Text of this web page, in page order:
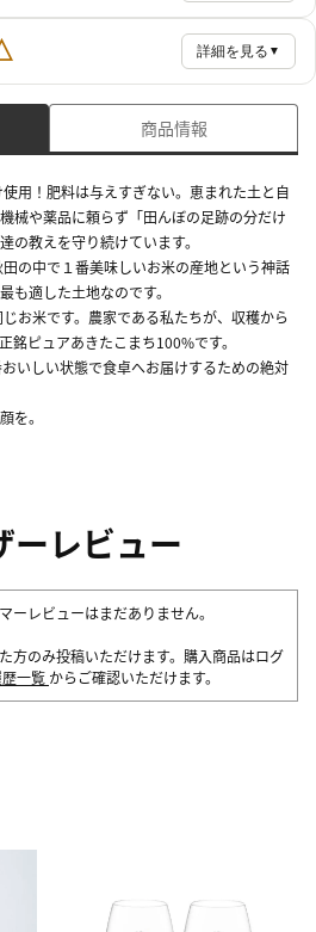
詳細を見る ▼
商品情報
用！肥料は与えすぎない。恵まれた土と自
械や薬品に頼らず「田んぼの足跡の分だけ
の教えを守り続けています。
の中で１番美味しいお米の産地という神話
も適した土地なのです。
お米です。農家である私たちが、収穫から
銘ピュアあきたこまち100%です。
いしい状態で食卓へお届けするための絶対
を。
ーレビュー
ーレビューはまだありません。
方のみ投稿いただけます。購入商品はログ
一覧 からご確認いただけます。